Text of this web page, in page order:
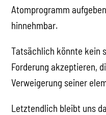
Atomprogramm
hinnehmbar.
Tatsächlich könnte kein
Forderung akzeptieren,
Verweigerung seiner
Letztendlich bleibt uns